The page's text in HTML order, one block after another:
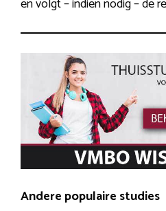
Andere populaire studies